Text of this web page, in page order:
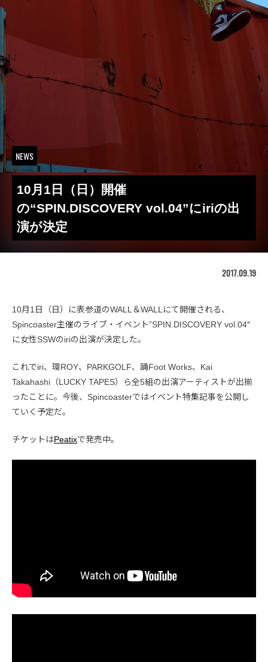
NEWS
10月1日（日）開催
の“SPIN.DISCOVERY vol.04”にiriの出
演が決定
2017.09.19
10月1日（日）に表参道のWALL＆WALLにて開催される、
Spincoaster主催のライブ・イベント”SPIN.DISCOVERY vol.04″
に女性SSWのiriの出演が決定した。
これでiri、環ROY、PARKGOLF、踊Foot Works、Kai
Takahashi（LUCKY TAPES）ら全5組の出演アーティストが出揃
ったことに。今後、Spincoasterではイベント特集記事を公開し
ていく予定だ。
チケットはPeatixで発売中。